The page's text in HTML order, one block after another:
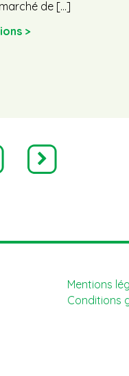
de […]
>
Mentions
Conditions